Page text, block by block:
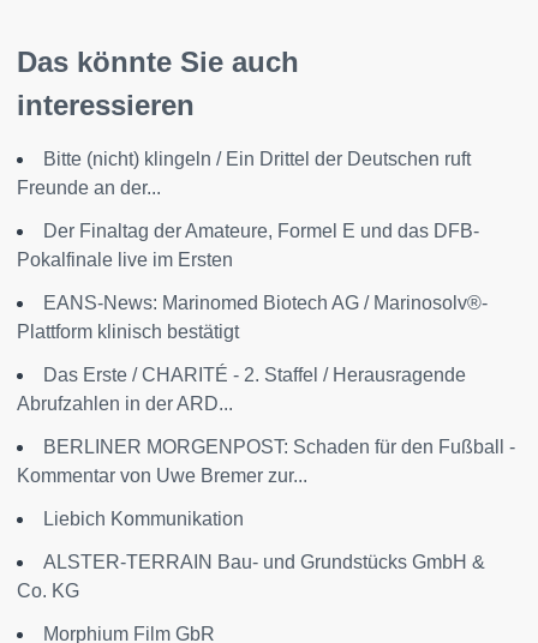
Das könnte Sie auch
interessieren
Bitte (nicht) klingeln / Ein Drittel der Deutschen ruft
Freunde an der...
Der Finaltag der Amateure, Formel E und das DFB-
Pokalfinale live im Ersten
EANS-News: Marinomed Biotech AG / Marinosolv®-
Plattform klinisch bestätigt
Das Erste / CHARITÉ - 2. Staffel / Herausragende
Abrufzahlen in der ARD...
BERLINER MORGENPOST: Schaden für den Fußball -
Kommentar von Uwe Bremer zur...
Liebich Kommunikation
ALSTER-TERRAIN Bau- und Grundstücks GmbH &
Co. KG
Morphium Film GbR